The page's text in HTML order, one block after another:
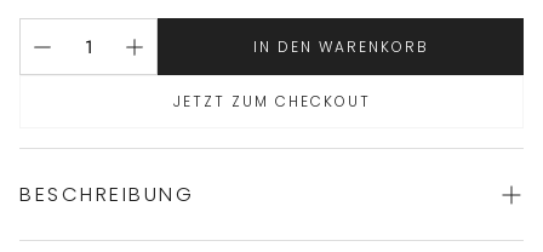
IN DEN WARENKORB
JETZT ZUM CHECKOUT
BESCHREIBUNG